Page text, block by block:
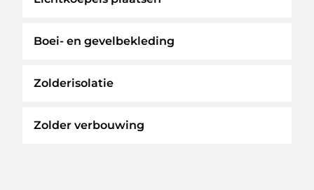
Boei- en gevelbekleding
Zolderisolatie
Zolder verbouwing